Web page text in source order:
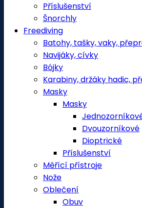
Příslušenství
Šnorchly
Freediving
Batohy, tašky, vaky,
Navijáky, cívky
Bójky
Karabiny, držáky hadic,
Masky
Masky
Dvouzorníkové
Dioptrické
Příslušenství
Měřící přístroje
Nože
Oblečení
Obuv